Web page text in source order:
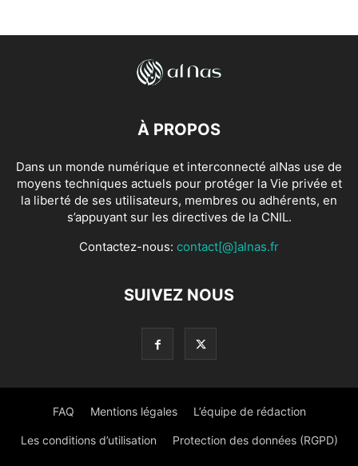
À PROPOS
Dans un monde numérique et interconnecté alNas use de
moyens techniques actuels pour protéger la Vie privée et
la liberté de ses utilisateurs, membres ou adhérents, en
s’appuyant sur les directives de la CNIL.
Contactez-nous: contact[@]alnas.fr
SUIVEZ NOUS
FAQ Mentions légales L’équipe de rédaction
Les conditions d’utilisation Protection des données (RGPD)